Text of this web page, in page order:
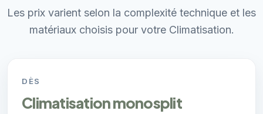
Les prix varient selon la complexité technique et les
matériaux choisis pour votre Climatisation.
DÈS
Climatisation monosplit